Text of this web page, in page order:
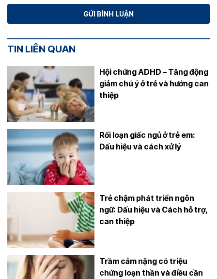
TIN LIÊN QUAN
Hội chứng ADHD – Tăng động
giảm chú ý ở trẻ và hướng can
thiệp
Rối loạn giấc ngủ ở trẻ em:
Dấu hiệu và cách xử lý
Trẻ chậm phát triển ngôn
ngữ: Dấu hiệu và Cách hỗ trợ,
can thiệp
Trầm cảm nặng có triệu
chứng loạn thần và điều cần